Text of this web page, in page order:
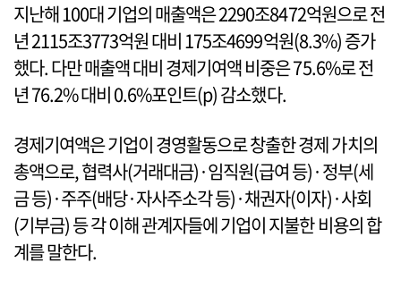
지난해 100대 기업의 매출액은 2290조8472억원으로 전
년 2115조3773억원 대비 175조4699억원(8.3%) 증가
했다. 다만 매출액 대비 경제기여액 비중은 75.6%로 전
년 76.2% 대비 0.6%포인트(p) 감소했다.
경제기여액은 기업이 경영활동으로 창출한 경제 가치의
총액으로, 협력사(거래대금)·임직원(급여 등)·정부(세
금 등)·주주(배당·자사주소각 등)·채권자(이자)·사회
(기부금) 등 각 이해 관계자들에 기업이 지불한 비용의 합
계를 말한다.